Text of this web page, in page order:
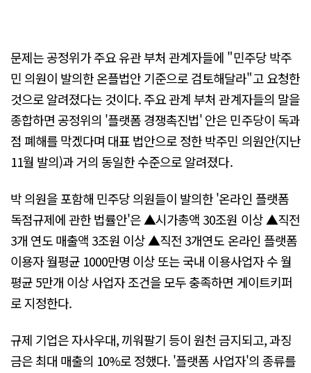
문제는 공정위가 주요 유관 부처 관계자들에 "민주당 박주
민 의원이 발의한 온플법안 기준으로 검토해달라"고 요청한
것으로 알려졌다는 것이다. 주요 관계 부처 관계자들의 말을
종합하면 공정위의 '플랫폼 경쟁촉진법' 안은 민주당이 독과
점 폐해를 막겠다며 대표 법안으로 정한 박주민 의원안(지난
11월 발의)과 거의 동일한 수준으로 알려졌다.
박 의원을 포함해 민주당 의원들이 발의한 '온라인 플랫폼
독점규제에 관한 법률안'은 ▲시가총액 30조원 이상 ▲직전
3개 연도 매출액 3조원 이상 ▲직전 3개연도 온라인 플랫폼
이용자 월평균 1000만명 이상 또는 국내 이용사업자 수 월
평균 5만개 이상 사업자 조건을 모두 충족하면 게이트키퍼
로 지정한다.
규제 기업은 자사우대, 끼워팔기 등이 원천 금지되고, 과징
금은 최대 매출의 10%로 정했다. '플랫폼 사업자'의 종류를